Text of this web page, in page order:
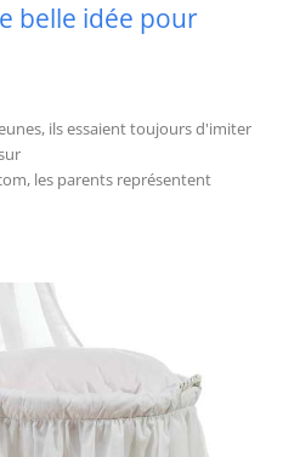
belle idée pour
ils essaient toujours d'imiter
les parents représentent